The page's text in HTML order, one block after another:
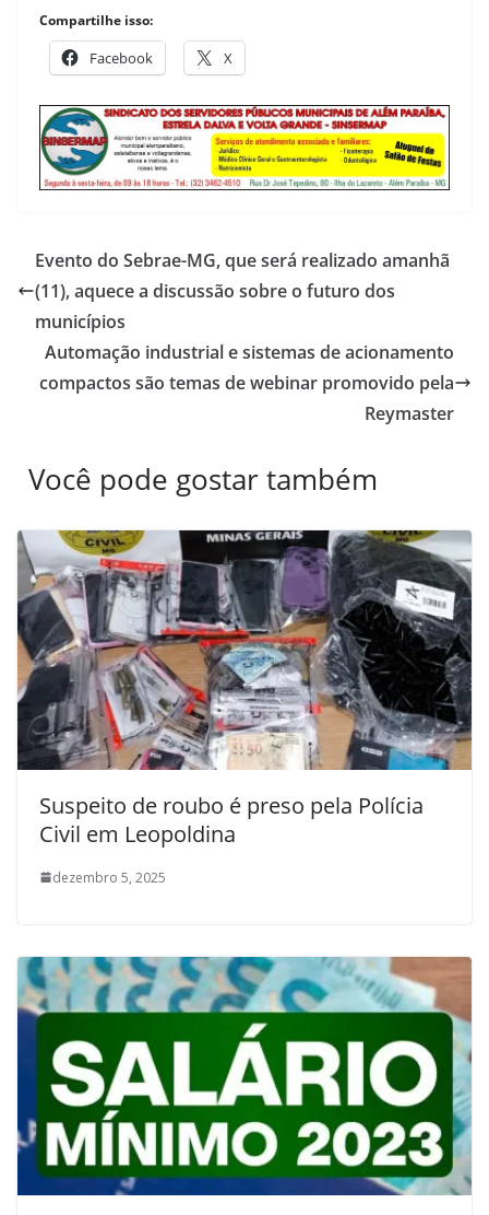
Compartilhe isso:
Facebook X
Evento do Sebrae-MG, que será realizado amanhã
(11), aquece a discussão sobre o futuro dos
municípios
Automação industrial e sistemas de acionamento
compactos são temas de webinar promovido pela
Reymaster
Você pode gostar também
Suspeito de roubo é preso pela Polícia
Civil em Leopoldina
dezembro 5, 2025